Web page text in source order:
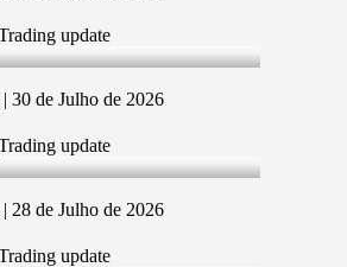
update
30 de Julho de 2026
update
28 de Julho de 2026
update